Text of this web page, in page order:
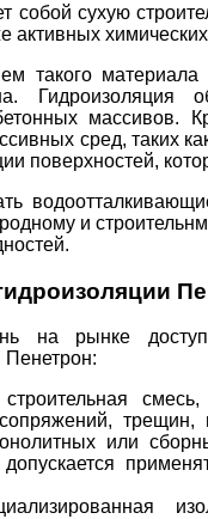
собой сухую
активных
такого материала
Гидроизоляция
массивов.
сред, таких
поверхностей,
и
на рынке
Пенетрон:
смесь,
или